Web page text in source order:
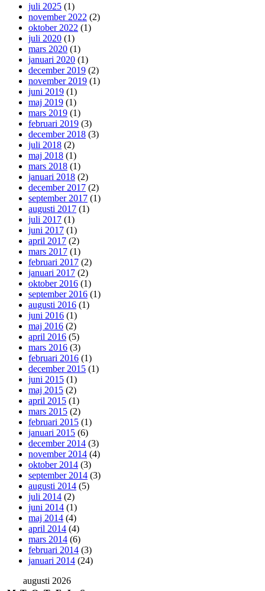
juli 2025 (1)
november 2022 (2)
oktober 2022 (1)
juli 2020 (1)
mars 2020 (1)
januari 2020 (1)
december 2019 (2)
november 2019 (1)
juni 2019 (1)
maj 2019 (1)
mars 2019 (1)
februari 2019 (3)
december 2018 (3)
juli 2018 (2)
maj 2018 (1)
mars 2018 (1)
januari 2018 (2)
december 2017 (2)
september 2017 (1)
augusti 2017 (1)
juli 2017 (1)
juni 2017 (1)
april 2017 (2)
mars 2017 (1)
februari 2017 (2)
januari 2017 (2)
oktober 2016 (1)
september 2016 (1)
augusti 2016 (1)
juni 2016 (1)
maj 2016 (2)
april 2016 (5)
mars 2016 (3)
februari 2016 (1)
december 2015 (1)
juni 2015 (1)
maj 2015 (2)
april 2015 (1)
mars 2015 (2)
februari 2015 (1)
januari 2015 (6)
december 2014 (3)
november 2014 (4)
oktober 2014 (3)
september 2014 (3)
augusti 2014 (5)
juli 2014 (2)
juni 2014 (1)
maj 2014 (4)
april 2014 (4)
mars 2014 (6)
februari 2014 (3)
januari 2014 (24)
augusti 2026